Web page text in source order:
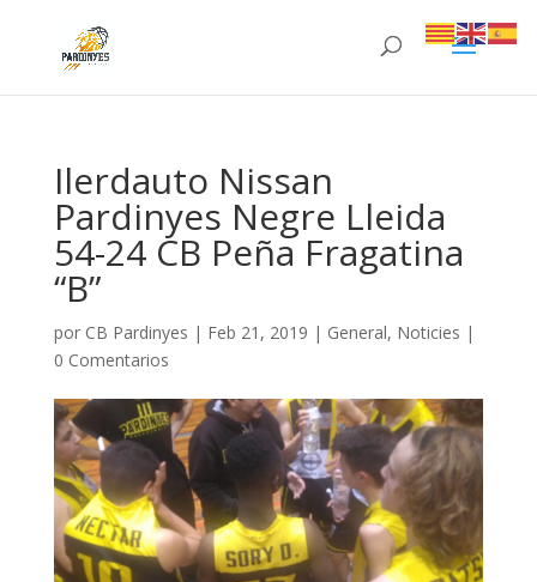
Ilerdauto Nissan
Pardinyes Negre Lleida
54-24 CB Peña Fragatina
“B”
por CB Pardinyes | Feb 21, 2019 | General, Noticies |
0 Comentarios